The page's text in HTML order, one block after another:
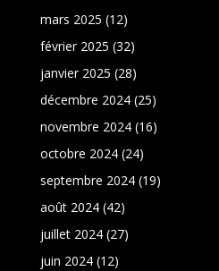
mars 2025 (12)
février 2025 (32)
janvier 2025 (28)
décembre 2024(25)
novembre 2024(16)
octobre 2024(24)
septembre 2024(19)
août 2024(42)
juillet 2024(27)
juin 2024(12)